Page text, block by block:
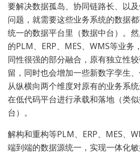
要解决数据孤岛、协同链路长、以
问题，就需要这些业务系统的数据
统一的数据平台里（数据中台）。
的PLM、ERP、MES、WMS等业务
同性很强的部分融合，原有独立性
留，同时也会增加一些新数字孪生、
从纵横向两个维度对原有的业务系
在低代码平台进行承载和落地（类
台）。
解构和重构等PLM、ERP、MES、
端到端的数据源统一，实现一体化